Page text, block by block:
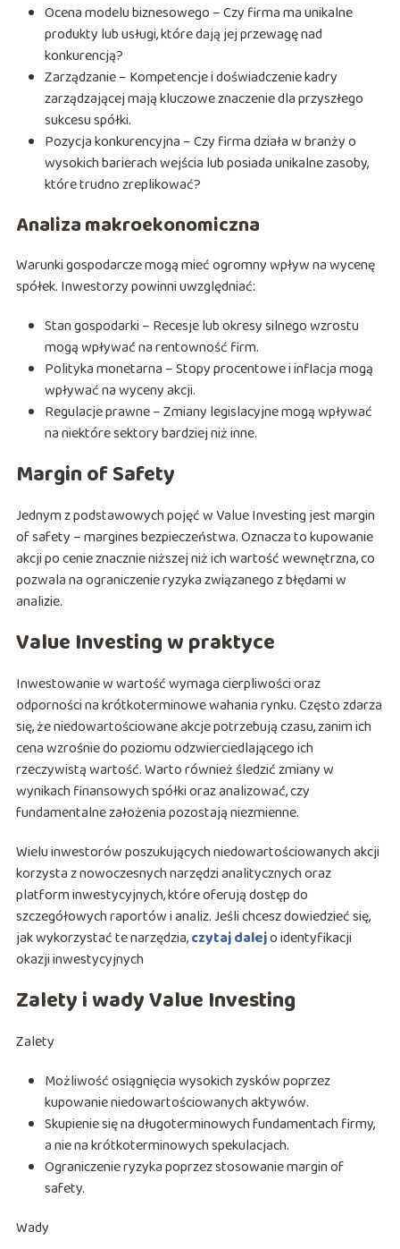
Ocena modelu biznesowego – Czy firma ma unikalne
produkty lub usługi, które dają jej przewagę nad
konkurencją?
Zarządzanie – Kompetencje i doświadczenie kadry
zarządzającej mają kluczowe znaczenie dla przyszłego
sukcesu spółki.
Pozycja konkurencyjna – Czy firma działa w branży o
wysokich barierach wejścia lub posiada unikalne zasoby,
które trudno zreplikować?
Analiza makroekonomiczna
Warunki gospodarcze mogą mieć ogromny wpływ na wycenę
spółek. Inwestorzy powinni uwzględniać:
Stan gospodarki – Recesje lub okresy silnego wzrostu
mogą wpływać na rentowność firm.
Polityka monetarna – Stopy procentowe i inflacja mogą
wpływać na wyceny akcji.
Regulacje prawne – Zmiany legislacyjne mogą wpływać
na niektóre sektory bardziej niż inne.
Margin of Safety
Jednym z podstawowych pojęć w Value Investing jest margin
of safety – margines bezpieczeństwa. Oznacza to kupowanie
akcji po cenie znacznie niższej niż ich wartość wewnętrzna, co
pozwala na ograniczenie ryzyka związanego z błędami w
analizie.
Value Investing w praktyce
Inwestowanie w wartość wymaga cierpliwości oraz
odporności na krótkoterminowe wahania rynku. Często zdarza
się, że niedowartościowane akcje potrzebują czasu, zanim ich
cena wzrośnie do poziomu odzwierciedlającego ich
rzeczywistą wartość. Warto również śledzić zmiany w
wynikach finansowych spółki oraz analizować, czy
fundamentalne założenia pozostają niezmienne.
Wielu inwestorów poszukujących niedowartościowanych akcji
korzysta z nowoczesnych narzędzi analitycznych oraz
platform inwestycyjnych, które oferują dostęp do
szczegółowych raportów i analiz. Jeśli chcesz dowiedzieć się,
jak wykorzystać te narzędzia,czytaj dalejo identyfikacji
okazji inwestycyjnych
Zalety i wady Value Investing
Zalety
Możliwość osiągnięcia wysokich zysków poprzez
kupowanie niedowartościowanych aktywów.
Skupienie się na długoterminowych fundamentach firmy,
a nie na krótkoterminowych spekulacjach.
Ograniczenie ryzyka poprzez stosowanie margin of
safety.
Wady